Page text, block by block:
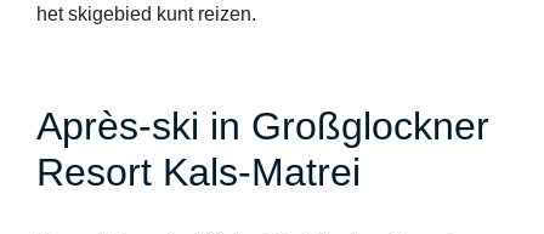
het skigebied kunt reizen.
Après-ski in Großglockner
Resort Kals-Matrei